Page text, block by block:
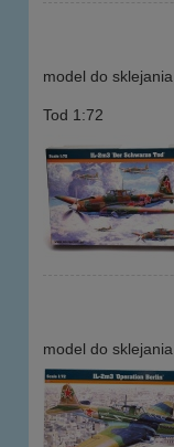
model do
Tod 1:72
model do